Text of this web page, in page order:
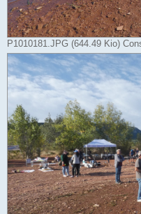
P1010181.JPG (644.49 Kio)